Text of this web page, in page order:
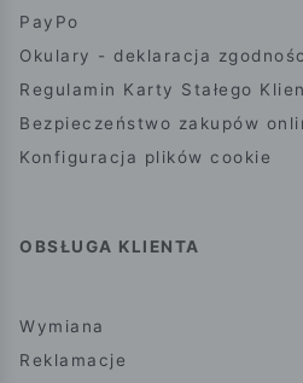
PayPo
Okulary - deklaracja
Regulamin Karty Stałego
Bezpieczeństwo zakupów
Konfiguracja plików cookie
OBSŁUGA KLIENTA
Wymiana
Reklamacje